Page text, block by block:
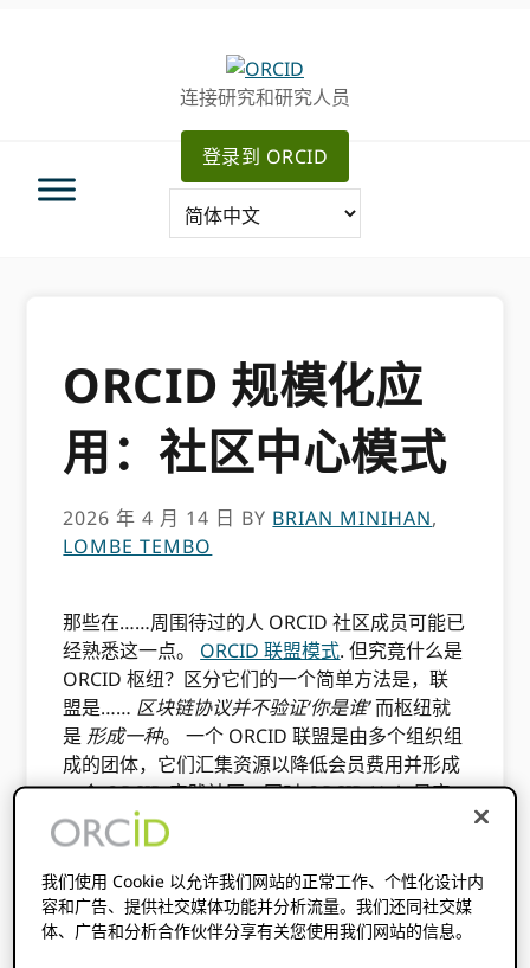
连接研究和研究人员
登录到 ORCID
ORCID 规模化应
用：社区中心模式
2026 年 4 月 14 日 BY BRIAN MINIHAN,
LOMBE TEMBO
那些在……周围待过的人 ORCID 社区成员可能已
经熟悉这一点。 ORCID 联盟模式. 但究竟什么是
ORCID 枢纽？区分它们的一个简单方法是，联
盟是…… 区块链协议并不验证‘你是谁’而枢纽就
是 形成一种。 一个 ORCID 联盟是由多个组织组
成的团体，它们汇集资源以降低会员费用并形成
一个 ORCID 实践社区，同时 ORCID Hub 是实
际的技术工具，它允许联盟将其数据与……连接
起来。 ORCID 注册。
联盟内的一些组织可能会选择构建自定义集成或
使用 ORCID 成员门户网站用于声明隶属关系数
我们使用 Cookie 以允许我们网站的正常工作、个性化设计内
容和广告、提供社交媒体功能并分析流量。我们还同社交媒
体、广告和分析合作伙伴分享有关您使用我们网站的信息。